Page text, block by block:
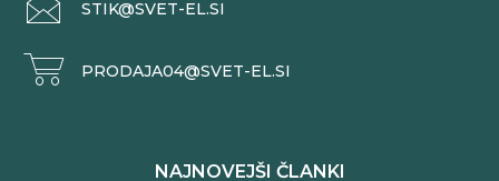
STIK@SVET-EL.SI
PRODAJA04@SVET-EL.SI
NAJNOVEJŠI ČLANKI